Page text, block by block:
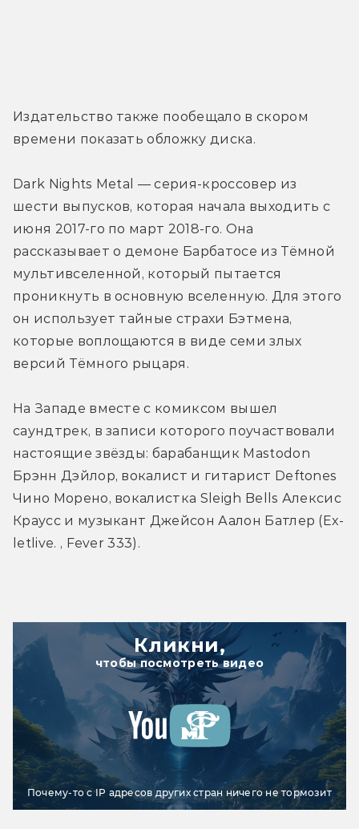
Издательство также пообещало в скором
времени показать обложку диска.
Dark Nights Metal — серия-кроссовер из
шести выпусков, которая начала выходить с
июня 2017-го по март 2018-го. Она
рассказывает о демоне Барбатосе из Тёмной
мультивселенной, который пытается
проникнуть в основную вселенную. Для этого
он использует тайные страхи Бэтмена,
которые воплощаются в виде семи злых
версий Тёмного рыцаря.
На Западе вместе с комиксом вышел
саундтрек, в записи которого поучаствовали
настоящие звёзды: барабанщик Mastodon
Брэнн Дэйлор, вокалист и гитарист Deftones
Чино Морено, вокалистка Sleigh Bells Алексис
Краусс и музыкант Джейсон Аалон Батлер (Ex-
letlive. , Fever 333).
Кликни,
чтобы посмотреть видео
Почему-то с IP адресов других стран ничего не тормозит